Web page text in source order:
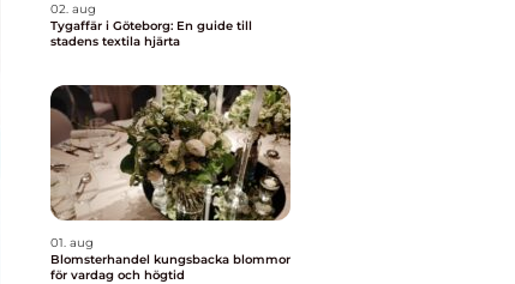
02. aug
Tygaffär i Göteborg: En guide till
stadens textila hjärta
01. aug
Blomsterhandel kungsbacka blommor
för vardag och högtid